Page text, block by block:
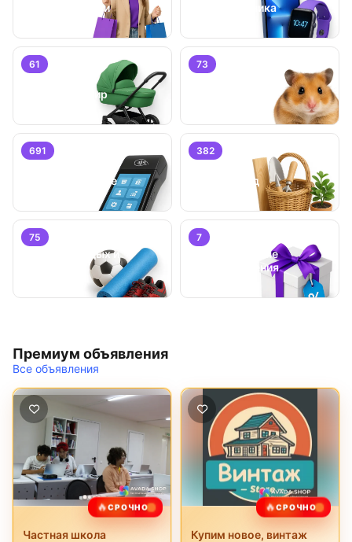
Личные вещи Электроника
61
Детский мир
73
691
Оборудование
382
Дом и сад
75
Хобби, отдых и
7
Специальные
предложения
Премиум объявления
Все объявления
🔥СРОЧНО
Частная школа
🔥СРОЧНО
Купим новое, винтаж